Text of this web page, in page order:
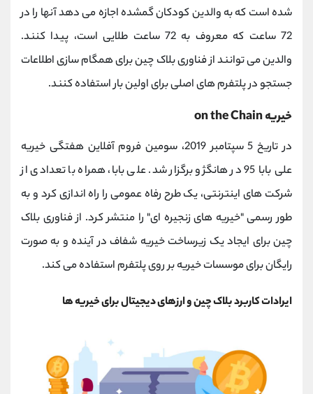
شده است که به والدین کودکان گمشده اجازه می دهد آنها را در
72 ساعت که معروف به 72 ساعت طلایی است، پیدا کنند.
والدین می توانند از فناوری بلاک چین برای همگام سازی اطلاعات
جستجو در پلتفرم های اصلی برای اولین بار استفاده کنند.
خیریه on the Chain
در تاریخ 5 سپتامبر 2019، سومین فروم آفلاین هفتگی خیریه
علی بابا 95 در هانگژو برگزار شد. علی بابا، همراه با تعدادی از
شرکت های اینترنتی، یک طرح رفاه عمومی را راه اندازی کرد و به
طور رسمی "خیریه های زنجیره ای" را منتشر کرد. از فناوری بلاک
چین برای ایجاد یک زیرساخت خیریه شفاف در آینده و به صورت
رایگان برای موسسات خیریه بر روی پلتفرم استفاده می کند.
ایرادات کاربرد بلاک چین و ارزهای دیجیتال برای خیریه ها